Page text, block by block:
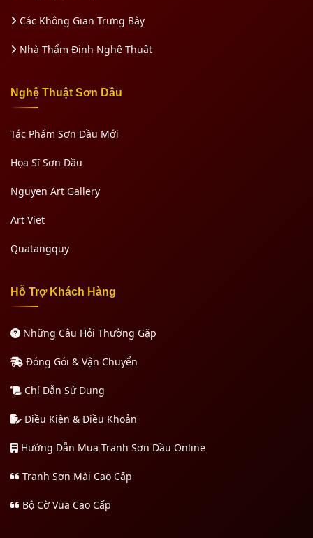
Các Không Gian Trưng Bày
Nhà Thẩm Định Nghệ Thuật
Nghệ Thuật Sơn Dầu
Tác Phẩm Sơn Dầu Mới
Họa Sĩ Sơn Dầu
Nguyen Art Gallery
Art Viet
Quatangquy
Hỗ Trợ Khách Hàng
Những Câu Hỏi Thường Gặp
Đóng Gói & Vận Chuyển
Chỉ Dẫn Sử Dụng
Điều Kiện & Điều Khoản
Hướng Dẫn Mua Tranh Sơn Dầu Online
Tranh Sơn Mài Cao Cấp
Bộ Cờ Vua Cao Cấp